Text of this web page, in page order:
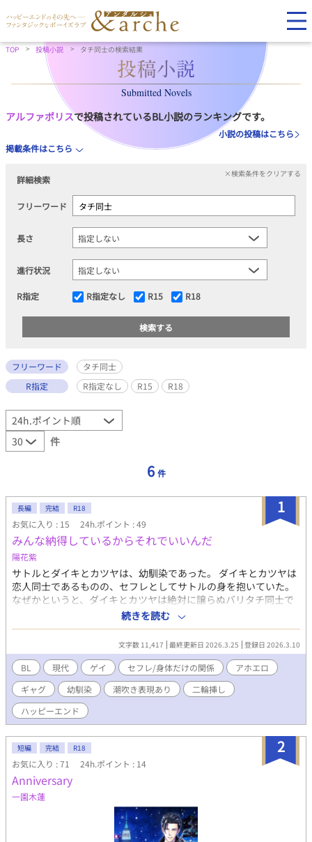
TOP 投稿小説 タチ同士の検索結果
Submitted Novels
アルファポリスで投稿されているBL小説のランキングです。
小説の投稿はこちら
掲載条件はこちら
詳細検索
×検索条件をクリアする
フリーワード
長さ
進行状況
R指定 R指定なし R15 R18
フリーワード
タチ同士
R指定
R指定なし R15 R18
件
6 件
1
長編 完結 R18
お気に入り : 15 24h.ポイント : 49
みんな納得しているからそれでいいんだ
陽花紫
サトルとダイキとカツヤは、幼馴染であった。 ダイキとカツヤは
恋人同士であるものの、セフレとしてサトルの身を抱いていた。
なぜかというと、ダイキとカツヤは絶対に譲らぬバリタチ同士で
あったのだ。 サトルもまた、バリウケであったのだ。 タイトル通
りのお話です。 なんでもありな倫理観のため、頭を空っぽにして
読んでいただければ幸いです。 ムーンライトノベルズにも掲載中
です。
続きを読む
文字数 11,417 最終更新日 2026.3.25 登録日 2026.3.10
BL 現代 ゲイ セフレ/身体だけの関係
アホエロ
ギャグ
幼馴染 潮吹き表現あり
二輪挿し
ハッピーエンド
2
短編 完結 R18
お気に入り : 71 24h.ポイント : 14
Anniversary
一園木蓮